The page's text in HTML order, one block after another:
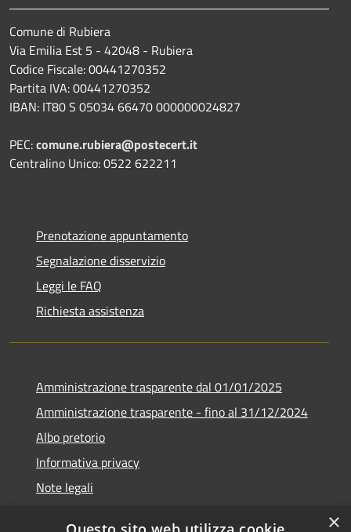
Comune di Rubiera
Via Emilia Est 5 - 42048 - Rubiera
Codice Fiscale: 00441270352
Partita IVA: 00441270352
IBAN: IT80 S 05034 66470 000000024827
PEC:comune.rubiera@postecert.it
Centralino Unico: 0522 622211
Prenotazione appuntamento
Segnalazione disservizio
Leggi le FAQ
Richiesta assistenza
Amministrazione trasparente dal 01/01/2025
Amministrazione trasparente - fino al 31/12/2024
Albo pretorio
Informativa privacy
Note legali
×